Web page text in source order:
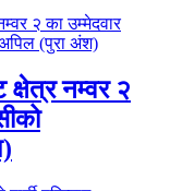
क्षेत्र नम्वर २